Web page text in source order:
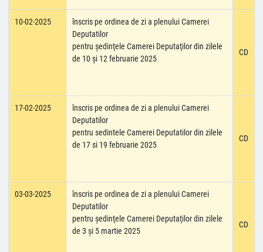
10-02-2025
înscris pe ordinea de zi a plenului Camerei
Deputatilor
pentru şedinţele Camerei Deputaţilor din zilele
de 10 şi 12 februarie 2025
CD
17-02-2025
înscris pe ordinea de zi a plenului Camerei
Deputatilor
pentru sedintele Camerei Deputatilor din zilele
de 17 si 19 februarie 2025
CD
03-03-2025
înscris pe ordinea de zi a plenului Camerei
Deputatilor
pentru şedinţele Camerei Deputaţilor din zilele
de 3 şi 5 martie 2025
CD